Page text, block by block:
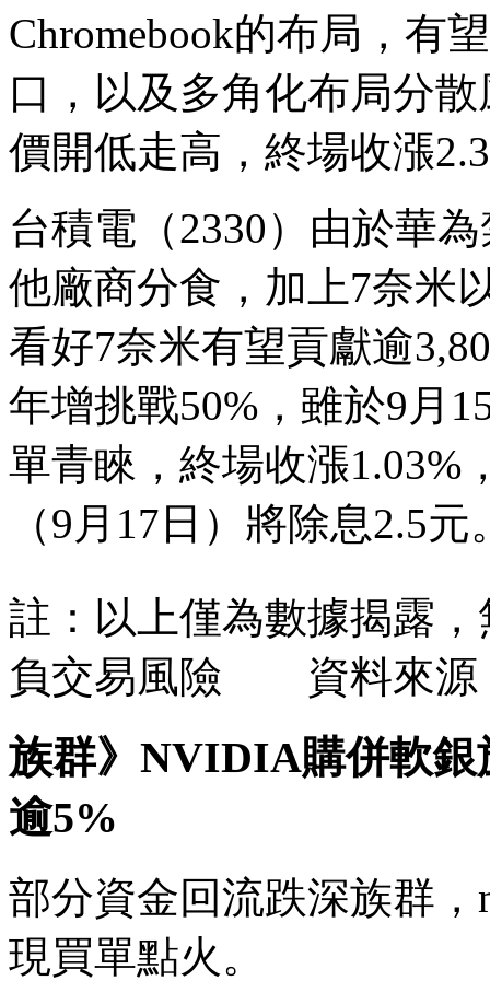
Chromebook的布局，有
口，以及多角化布局分
價開低走高，終場收漲
台積電（2330）由於華
他廠商分食，加上7奈米
看好7奈米有望貢獻逾
年增挑戰50%，雖於9月
單青睞，終場收漲1.03%
（9月17日）將除息2.5元
註：以上僅為數據揭露
負交易風險 資料來源
族群》NVIDIA購併軟
逾5%
部分資金回流跌深族群
現買單點火。